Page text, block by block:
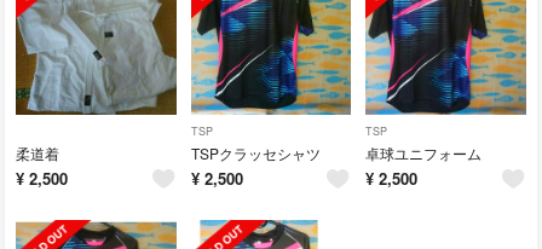
柔道着
¥ 2,500
TSP
TSPクラッセシャツ
¥ 2,500
TSP
卓球ユニフォーム
¥ 2,500